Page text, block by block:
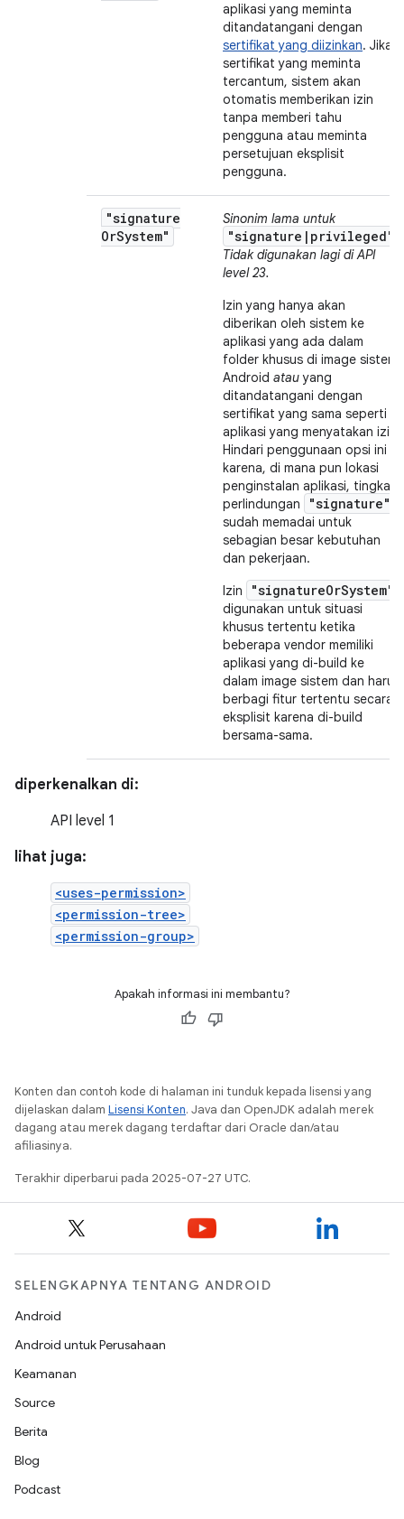
aplikasi yang meminta
ditandatangani dengan
sertifikat yang diizinkan. Jika
sertifikat yang meminta
tercantum, sistem akan
otomatis memberikan izin
tanpa memberi tahu
pengguna atau meminta
persetujuan eksplisit
pengguna.
"signature
OrSystem"
Sinonim lama untuk
"signature|privileged"
Tidak digunakan lagi di API
level 23.
Izin yang hanya akan
diberikan oleh sistem ke
aplikasi yang ada dalam
folder khusus di image sistem
Android atauyang
ditandatangani dengan
sertifikat yang sama seperti
aplikasi yang menyatakan izin.
Hindari penggunaan opsi ini
karena, di mana pun lokasi
penginstalan aplikasi, tingkat
perlindungan
"signature"
sudah memadai untuk
sebagian besar kebutuhan
dan pekerjaan.
Izin
"signatureOrSystem"
digunakan untuk situasi
khusus tertentu ketika
beberapa vendor memiliki
aplikasi yang di-build ke
dalam image sistem dan harus
berbagi fitur tertentu secara
eksplisit karena di-build
bersama-sama.
diperkenalkan di:
API level 1
lihat juga:
<uses-permission>
<permission-tree>
<permission-group>
Apakah informasi ini membantu?
Konten dan contoh kode di halaman ini tunduk kepada lisensi yang
dijelaskan dalam Lisensi Konten. Java dan OpenJDK adalah merek
dagang atau merek dagang terdaftar dari Oracle dan/atau
afiliasinya.
Terakhir diperbarui pada 2025-07-27 UTC.
SELENGKAPNYA TENTANG ANDROID
Android
Android untuk Perusahaan
Keamanan
Source
Berita
Blog
Podcast